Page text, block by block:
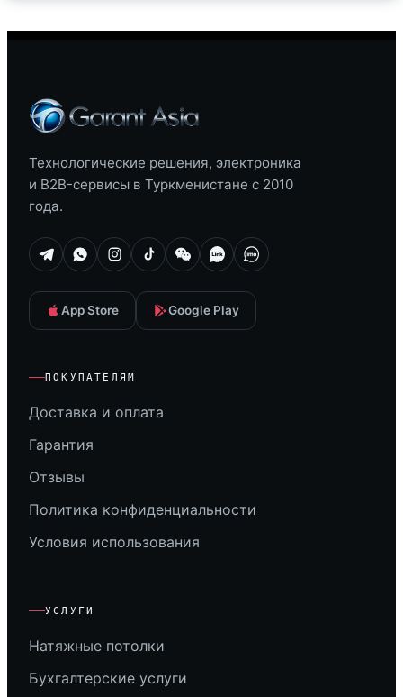
Технологические решения, электроника
и B2B-сервисы в Туркменистане с 2010
года.
App Store Google Play
ПОКУПАТЕЛЯМ
Доставка и оплата
Гарантия
Отзывы
Политика конфиденциальности
Условия использования
УСЛУГИ
Натяжные потолки
Бухгалтерские услуги